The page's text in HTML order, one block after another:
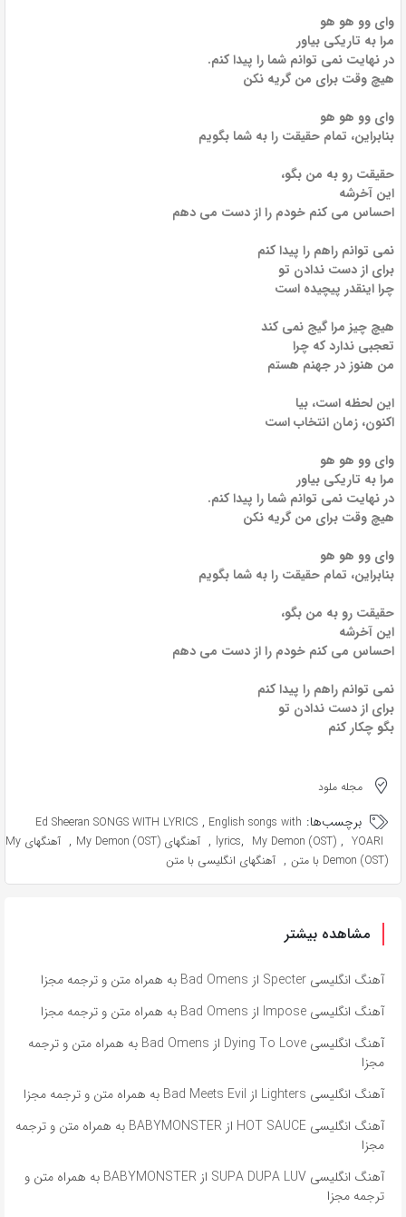
وای وو هو هو
مرا به تاریکی بیاور
در نهایت نمی توانم شما را پیدا کنم.
هیچ وقت برای من گریه نکن
وای وو هو هو
بنابراین، تمام حقیقت را به شما بگویم
حقیقت رو به من بگو،
این آخرشه
احساس می کنم خودم را از دست می دهم
نمی توانم راهم را پیدا کنم
برای از دست ندادن تو
چرا اینقدر پیچیده است
هیچ چیز مرا گیج نمی کند
تعجبی ندارد که چرا
من هنوز در جهنم هستم
این لحظه است، بیا
اکنون، زمان انتخاب است
وای وو هو هو
مرا به تاریکی بیاور
در نهایت نمی توانم شما را پیدا کنم.
هیچ وقت برای من گریه نکن
وای وو هو هو
بنابراین، تمام حقیقت را به شما بگویم
حقیقت رو به من بگو،
این آخرشه
احساس می کنم خودم را از دست می دهم
نمی توانم راهم را پیدا کنم
برای از دست ندادن تو
بگو چکار کنم
مجله ملود
برچسب‌ها: Ed Sheeran SONGS WITH LYRICS , English songs with
lyrics, My Demon (OST) , YOARI
, آهنگهای My Demon (OST) ,
آهنگهای My
Demon (OST) با متن
, آهنگهای انگلیسی با متن
مشاهده بیشتر
آهنگ انگلیسی Specter از Bad Omens به همراه متن و ترجمه مجزا
آهنگ انگلیسی Impose از Bad Omens به همراه متن و ترجمه مجزا
آهنگ انگلیسی Dying To Love از Bad Omens به همراه متن و ترجمه
مجزا
آهنگ انگلیسی Lighters از Bad Meets Evil به همراه متن و ترجمه مجزا
آهنگ انگلیسی HOT SAUCE از BABYMONSTER به همراه متن و ترجمه
مجزا
آهنگ انگلیسی SUPA DUPA LUV از BABYMONSTER به همراه متن و
ترجمه مجزا